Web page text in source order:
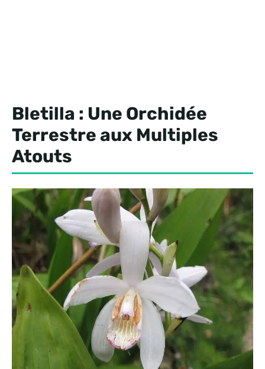
Bletilla : Une Orchidée
Terrestre aux Multiples
Atouts